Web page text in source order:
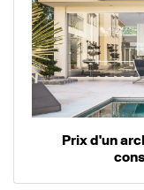
Prix d'un